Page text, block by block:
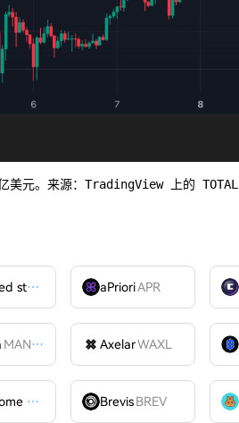
美元。来源：TradingView 上的 TOTAL
wrapped stUSDT WSTUSDTaPrioriAPR
MANTRA AxelarWAXL
Velodrome Finance VELODROME
BrevisBREV